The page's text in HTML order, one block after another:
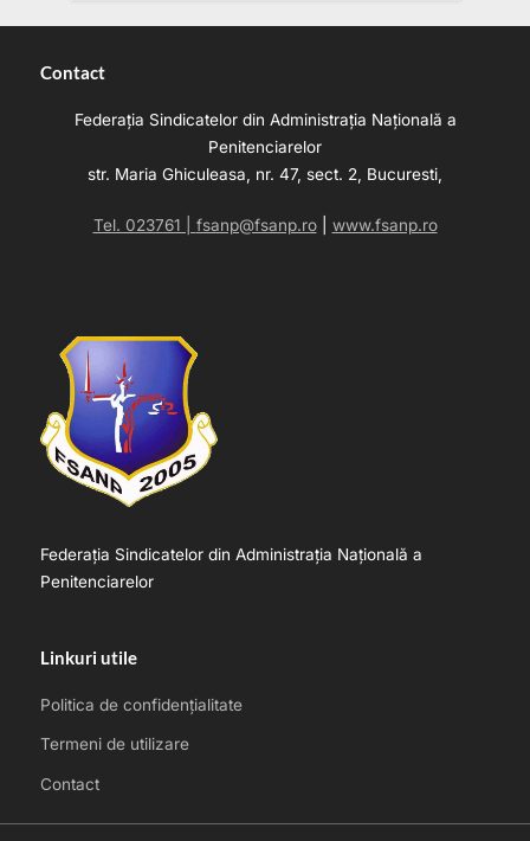
Contact
Federația Sindicatelor din Administrația Națională a
Penitenciarelor
str. Maria Ghiculeasa, nr. 47, sect. 2, Bucuresti,
Tel. 023761 | fsanp@fsanp.ro| www.fsanp.ro
Federația Sindicatelor din Administrația Națională a
Penitenciarelor
Linkuri utile
Politica de confidențialitate
Termeni de utilizare
Contact